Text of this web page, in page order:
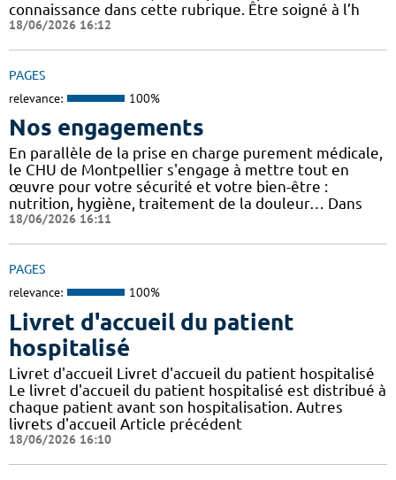
connaissance dans cette rubrique. Être soigné à l’h
18/06/2026 16:12
PAGES
relevance: 100%
Nos engagements
En parallèle de la prise en charge purement médicale,
le CHU de Montpellier s'engage à mettre tout en
œuvre pour votre sécurité et votre bien-être :
nutrition, hygiène, traitement de la douleur… Dans
18/06/2026 16:11
PAGES
relevance: 100%
Livret d'accueil du patient
hospitalisé
Livret d'accueil Livret d'accueil du patient hospitalisé
Le livret d'accueil du patient hospitalisé est distribué à
chaque patient avant son hospitalisation. Autres
livrets d'accueil Article précédent
18/06/2026 16:10